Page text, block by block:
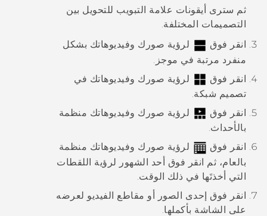
ثم سترى أيقونات علامة التبويب للتحويل بين
التصميمات المختلفة.
انقر فوق
لرؤية صورك وفيديوهاتك بشكل
منفرد مرتبة في موجز.
انقر فوق
لرؤية صورك وفيديوهاتك في
تصميم شبكة.
انقر فوق
لرؤية صورك وفيديوهاتك منظمة
بالأحداث.
انقر فوق
لرؤية صورك وفيديوهاتك منظمة
بالعام، ثم انقر فوق أحد الشهور لرؤية اللقطات
التي أخذتَها في ذلك الوقت.
انقر فوق إحدى الصور أو مقاطع الفيديو لعرضه
على الشاشة بأكملها.